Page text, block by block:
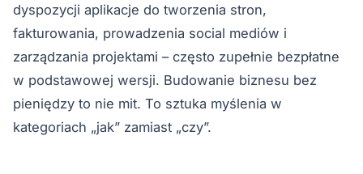
dyspozycji aplikacje do tworzenia stron,
fakturowania, prowadzenia social mediów i
zarządzania projektami – często zupełnie bezpłatne
w podstawowej wersji. Budowanie biznesu bez
pieniędzy to nie mit. To sztuka myślenia w
kategoriach „jak” zamiast „czy”.